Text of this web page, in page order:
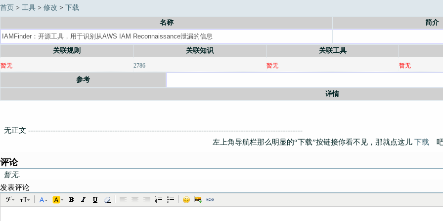
首页 > 工具 > 修改 > 下载
名称
简介
关联规则 关联知识 关联工具
暂无 2786 暂无 暂无
参考
详情
无正文 ---------------------------------------------------------------------------------------------------------------
左上角导航栏那么明显的“下载”按链接你看不见，那就点这儿 下载
评论
暂无.
发表评论